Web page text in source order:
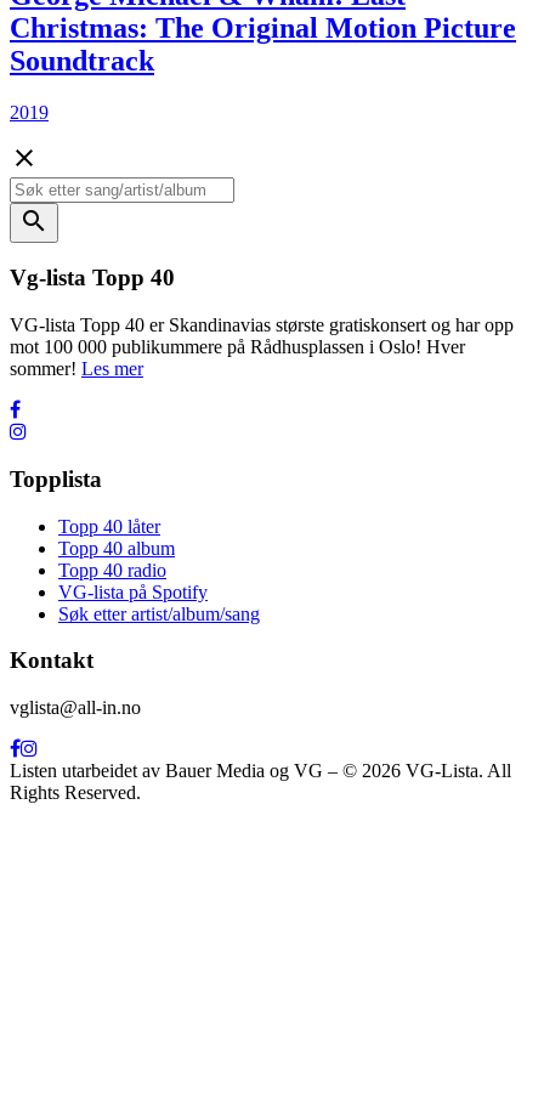
Christmas: The Original Motion Picture
Soundtrack
2019
close
search
Vg-lista Topp 40
VG-lista Topp 40 er Skandinavias største gratiskonsert og har opp
mot 100 000 publikummere på Rådhusplassen i Oslo! Hver
sommer! Les mer
Topplista
Topp 40 låter
Topp 40 album
Topp 40 radio
VG-lista på Spotify
Søk etter artist/album/sang
Kontakt
vglista@all-in.no
Listen utarbeidet av Bauer Media og VG – © 2026 VG-Lista. All
Rights Reserved.